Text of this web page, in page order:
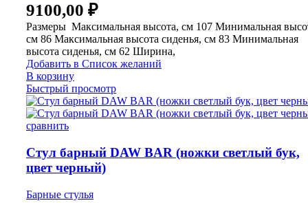
9100,00 ₽
Размеры Максимальная высота, см 107 Минимальная
см 86 Максимальная высота сиденья, см 83 Минимальная
высота сиденья, см 62 Ширина,
Добавить в Список желаний
В корзину
Быстрый просмотр
сравнить
Стул барный DAW BAR (ножки светлый бук,
цвет черный)
Барные стулья